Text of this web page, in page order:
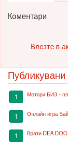
Коментари
Влезте в
1 Мотори БИЗ -
1 Онлайн игра
1 Врати DEA